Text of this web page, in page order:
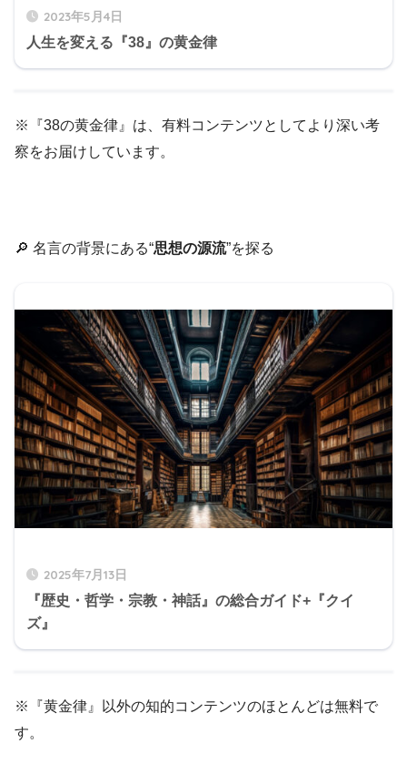
2023年5月4日
人生を変える『38』の黄金律
※『38の黄金律』は、有料コンテンツとしてより深い考
察をお届けしています。
🔎 名言の背景にある“思想の源流”を探る
2025年7月13日
『歴史・哲学・宗教・神話』の総合ガイド+『クイ
ズ』
※『黄金律』以外の知的コンテンツのほとんどは無料で
す。